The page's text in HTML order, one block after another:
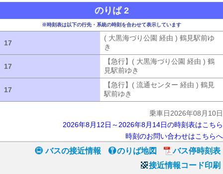
のりば 2
※時刻表は以下の行先・系統の時刻を合わせて表示しています
17
( 大黒海づり公園 経由 ) 鶴見駅前ゆ
き
17
【急行】( 大黒海づり公園 経由 ) 鶴
見駅前ゆき
17
【急行】( 流通センター 経由 ) 鶴見
駅前ゆき
乗車日2026年08月10日
2026年8月12日～2026年8月14日の時刻表はこちら
時刻のお問い合わせはこちらへ
バスの接近情報 のりば地図
バス停時刻表
接近情報コード印刷